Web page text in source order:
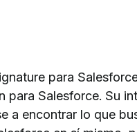
para
para Salesforce. Su
a encontrar lo que